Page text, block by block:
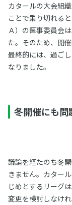
カタールの大会組
ことで乗り切れる
Ａ）の医事委員会
た。そのため、開
最終的には、過ご
なりました。
冬開催にも問
議論を経たのち冬
きません。カター
じめとするリーグ
変更を検討しなけ